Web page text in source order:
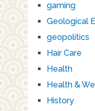
gaming
Geological
geopolitics
Hair Care
Health
Health &
History